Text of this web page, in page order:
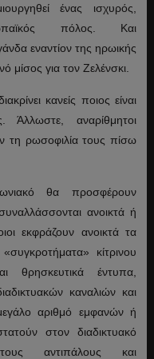
ένας ισχυρός,
πόλος. Και
εναντίον της ηρωικής
μίσος για τον Ζελένσκι.
κανείς ποιος είναι
Άλλωστε, αναρίθμητοι
τη ρωσοφιλία τους πίσω
θα προσφέρουν
ανοικτά ή
εκφράζουν ανοικτά τα
κίτρινου
θρησκευτικά έντυπα,
καναλιών και
αριθμό εμφανών ή
στον διαδικτυακό
αντιπάλους και